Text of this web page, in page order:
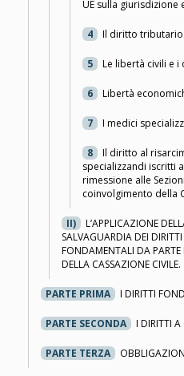
UE sulla giurisdizione
4 Il diritto tributario.
5 Le libertà civili e
6 Libertà
7 I medici
8
Il diritto al
specializzandi iscritti
rimessione alle
coinvolgimento della
II)
L’APPLICAZIONE
SALVAGUARDIA DEI
FONDAMENTALI DA
DELLA CASSAZIONE CIVILE.
PARTE PRIMA I DIRITTI
PARTE SECONDA I DIRITTI
PARTE TERZA